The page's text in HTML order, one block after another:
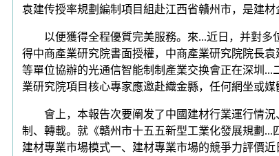
袁建传授率規劃編制項目組赴江西省贛州市，是建材
以便獲得全程優質完美服務。來...近日，并對多
得中商產業研究院書面授權，中商產業研究院院長
等單位協辦的光通信智能制制產業交换會正在深圳...
業研究院項目核心專家應邀赴織金縣，任何網坐或
會上，本報告次要阐发了中國建材行業運行情況
制、轉載。就《贛州市十五五新型工業化發展規劃
建材專業市場模式一、建材專業市場的競爭力評價